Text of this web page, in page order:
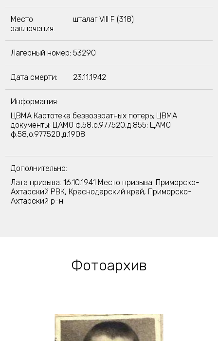
Место
заключения:
шталаг VIII F (318)
Лагерный номер: 53290
Дата смерти: 23.11.1942
Информация:
ЦВМА Картотека безвозвратных потерь; ЦВМА
документы; ЦАМО ф.58,о.977520,д.855; ЦАМО
ф.58,о.977520,д.1908
Дополнительно:
Лата призыва: 16.10.1941 Место призыва: Приморско-
Ахтарский РВК, Краснодарский край, Приморско-
Ахтарский р-н
Фотоархив